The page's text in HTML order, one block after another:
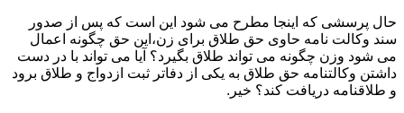
حال پرسشی که اینجا مطرح می شود این است که پس از صدور
سند وکالت نامه حاوی حق طلاق برای زن،این حق چگونه اعمال
می شود وزن چگونه می تواند طلاق بگیرد؟ آیا می تواند با در دست
داشتن وکالتنامه حق طلاق به یکی از دفاتر ثبت ازدواج و طلاق برود
و طلاقنامه دریافت کند؟ خیر.